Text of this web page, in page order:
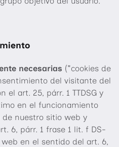
necesarias ("cookies de
del visitante del
el art. 25, párr. 1 TTDSG y
en el funcionamiento
nuestro sitio web y
6, párr. 1 frase 1 lit. f DS-
en el sentido del art. 6,